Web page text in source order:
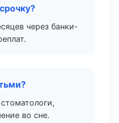
через банки-
во сне.